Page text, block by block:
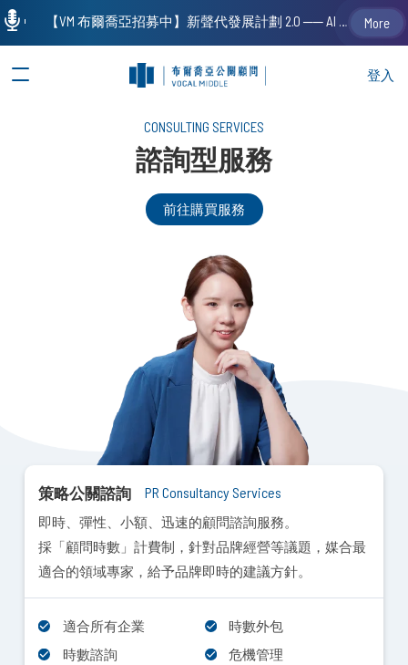
登入
CONSULTING SERVICES
諮詢型服務
前往購買服務
策略公關諮詢 PR Consultancy Services
即時、彈性、小額、迅速的顧問諮詢服務。
採「顧問時數」計費制，針對品牌經營等議題，媒合最
適合的領域專家，給予品牌即時的建議方針。
適合所有企業
時數外包
時數諮詢
危機管理
【VM 布爾喬亞招募中】新聲代發展計劃 2.0 ── AI PR 人才加速養成計劃（歡迎「應屆畢業生」、「一年以下相關 / 三年以下非相關經驗工作者」申請加入） More